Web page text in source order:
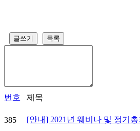
글쓰기 목록
번호 제목
385 [안내] 2021년 웨비나 및 정기총